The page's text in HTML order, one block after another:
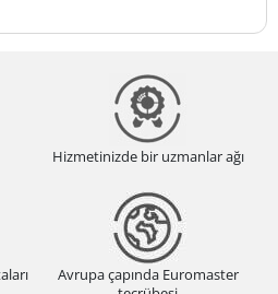
Hizmetinizde bir uzmanlar ağı
Avrupa çapında Euromaster